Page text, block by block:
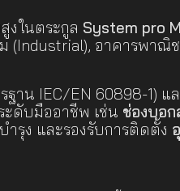
งในตระกูล System pro
ม (Industrial), อาคารพ
ฐาน IEC/EN 60898-1) แ
ดับมืออาชีพ เช่น ช่องบอ
รุง และรองรับการติดตั้ง